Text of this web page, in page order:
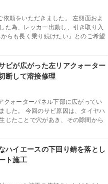
依頼をいただきました。 左側面およ
た為、レッカー出動し、引き取り入
らも長く乗り続けたい』とのご希望
ビが広がった左リアクォーター
断して溶接修理
クォーターパネル下部に広がってい
した。 今回のサビ原因は、タイヤハ
じたことで穴があき、その隙間から
ハイエースの下回り錆を落とし
ト施工